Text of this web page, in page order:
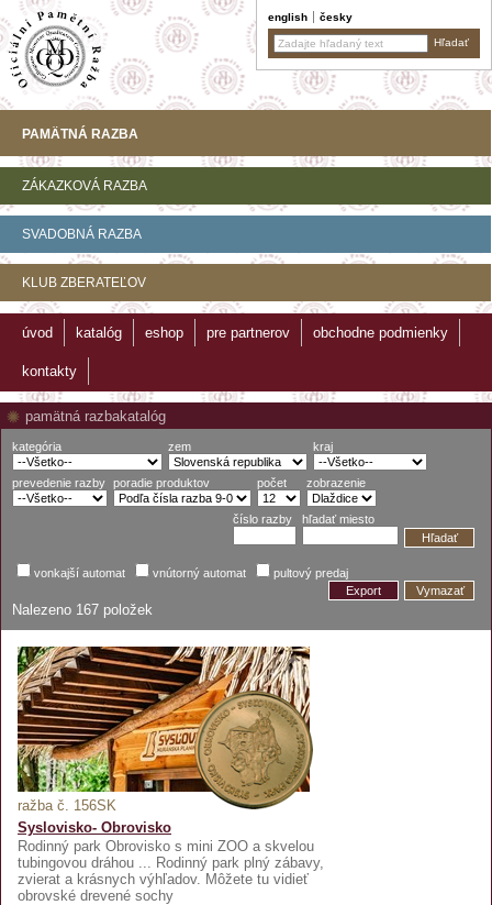
english česky
PAMÄTNÁ RAZBA
ZÁKAZKOVÁ RAZBA
SVADOBNÁ RAZBA
KLUB ZBERATEĽOV
úvod katalóg eshop pre partnerov obchodne podmienky
kontakty
pamätná razbakatalóg
kategória zem kraj
prevedenie razby poradie produktov počet zobrazenie
číslo razby
hľadať miesto
Hľadať
vonkajší automat vnútorný automat
pultový predaj
Export
Vymazať
Nalezeno 167 položek
ražba č. 156SK
Syslovisko- Obrovisko
Rodinný park Obrovisko s mini ZOO a skvelou
tubingovou dráhou ... Rodinný park plný zábavy,
zvierat a krásnych výhľadov. Môžete tu vidieť
obrovské drevené sochy